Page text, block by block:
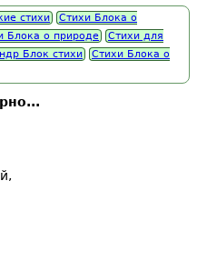
стихи
Стихи Блока о
Блока о природе
Стихи для
Блок стихи
Стихи Блока о